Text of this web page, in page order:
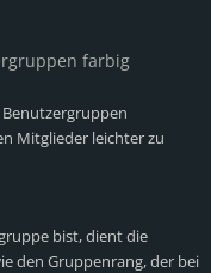
farbig
Mitglieder leichter zu
bist, dient die
den Gruppenrang, der bei